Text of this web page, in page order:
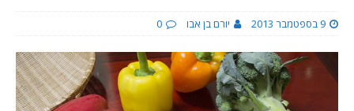
9 בספטמבר 2013 יורם בן אבו 0